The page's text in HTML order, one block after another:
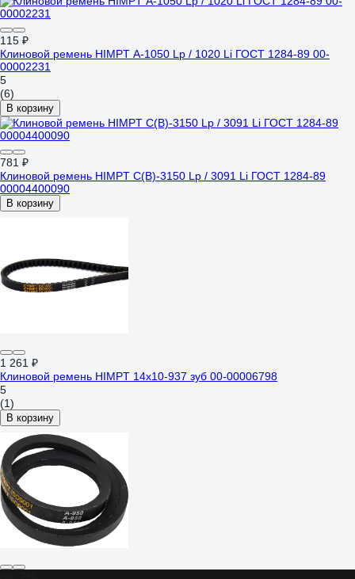
115 ₽
Клиновой ремень HIMPT А-1050 Lp / 1020 Li ГОСТ 1284-89 00-
00002231
5
(6)
В корзину
781 ₽
Клиновой ремень HIMPT С(В)-3150 Lp / 3091 Li ГОСТ 1284-89
00004400090
В корзину
1 261 ₽
Клиновой ремень HIMPT 14x10-937 зуб 00-00006798
5
(1)
В корзину